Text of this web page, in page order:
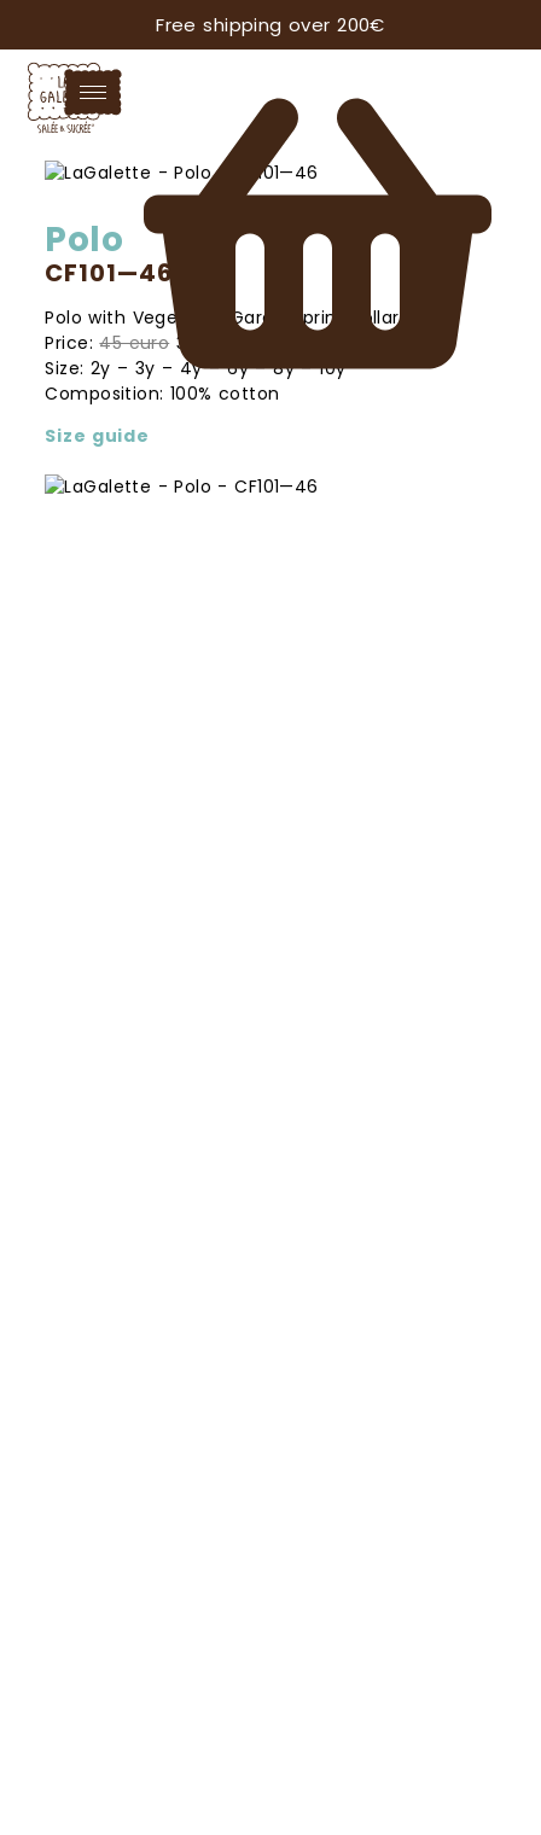
Free shipping over 200€
Polo
CF101—46
Polo with Vegetable Garden print collar.
Price:45 euro 31,50 euro
Size: 2y – 3y – 4y – 6y – 8y – 10y
Composition: 100% cotton
Size guide